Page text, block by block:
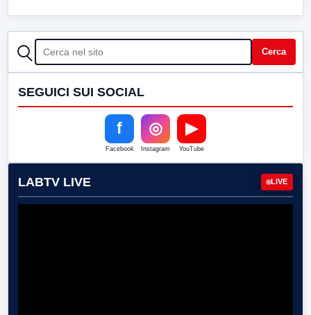
CERCA Cerca
SEGUICI SUI SOCIAL
f
Facebook
◎
Instagram
▶
YouTube
LABTV LIVE LIVE